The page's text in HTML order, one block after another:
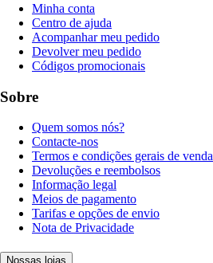
Minha conta
Centro de ajuda
Acompanhar meu pedido
Devolver meu pedido
Códigos promocionais
Sobre
Quem somos nós?
Contacte-nos
Termos e condições gerais de venda
Devoluções e reembolsos
Informação legal
Meios de pagamento
Tarifas e opções de envio
Nota de Privacidade
Nossas lojas